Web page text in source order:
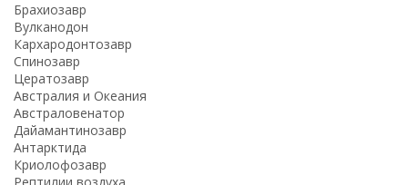
Брахиозавр
Вулканодон
Кархародонтозавр
Спинозавр
Цератозавр
Австралия и Океания
Австраловенатор
Дайамантинозавр
Антарктида
Криолофозавр